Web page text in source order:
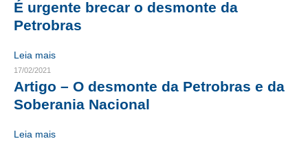
RES 1.002/2002 – CÓDIGO DE ÉTICA
HOMOLOGAÇÕES
PISO SALARIAL
É urgente brecar o desmonte da
Petrobras
Leia mais
17/02/2021
Artigo – O desmonte da Petrobras e da
Soberania Nacional
Leia mais